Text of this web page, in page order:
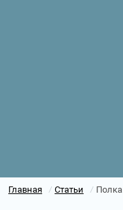
Главная / Статьи / Полка